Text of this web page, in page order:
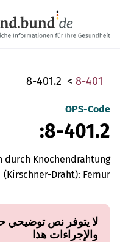
8-401
8-401.2
OPS-Code
8-401.2:
durch Knochendrahtung
(Kirschner-Draht): Femur
لا يتوفر نص توضيحي
والإجراءات هذا